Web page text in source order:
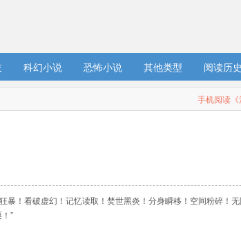
科幻小说 恐怖小说 其他类型 阅读历史
手机阅读《
！看破虚幻！记忆读取！焚世黑炎！分身瞬移！空间粉碎！
”